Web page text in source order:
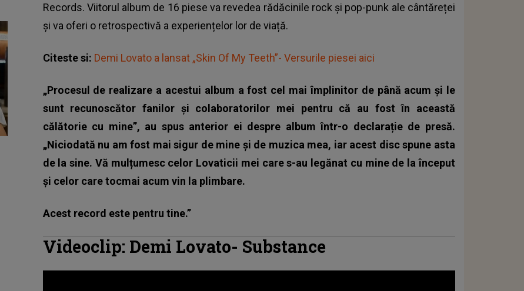
Records. Viitorul album de 16 piese va revedea rădăcinile rock și pop-punk ale cântăreței
și va oferi o retrospectivă a experiențelor lor de viață.
Citeste si: Demi Lovato a lansat „Skin Of My Teeth”- Versurile piesei aici
„Procesul de realizare a acestui album a fost cel mai împlinitor de până acum și le
sunt recunoscător fanilor și colaboratorilor mei pentru că au fost în această
călătorie cu mine”, au spus anterior ei despre album într-o declarație de presă.
„Niciodată nu am fost mai sigur de mine și de muzica mea, iar acest disc spune asta
de la sine. Vă mulțumesc celor Lovaticii mei care s-au legănat cu mine de la început
și celor care tocmai acum vin la plimbare.
Acest record este pentru tine.”
Videoclip: Demi Lovato- Substance